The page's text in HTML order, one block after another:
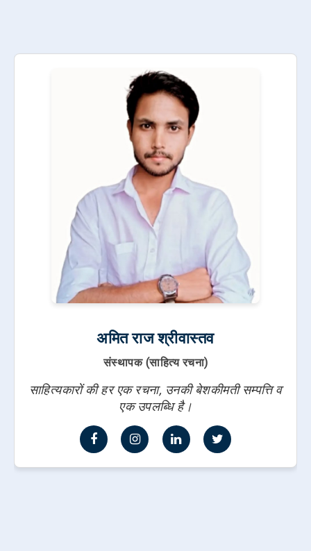
अमित राज श्रीवास्तव
संस्थापक (साहित्य रचना)
साहित्यकारों की हर एक रचना, उनकी बेशकीमती सम्पत्ति व
एक उपलब्धि है।